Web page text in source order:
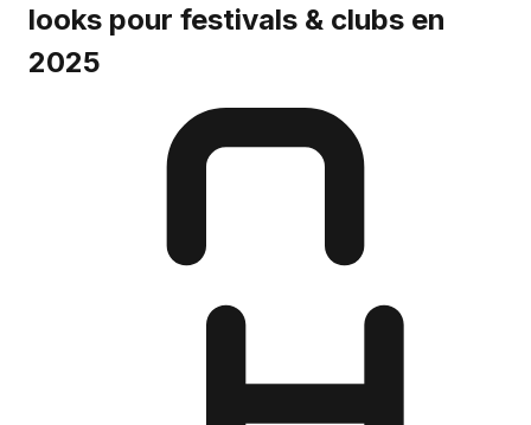
looks pour festivals & clubs en
2025